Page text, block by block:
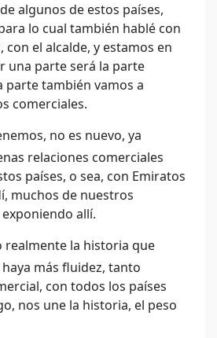
algunos de estos países,
lo cual también hablé con
con el alcalde, y estamos en
una parte será la parte
también vamos a
comerciales.
no es nuevo, ya
relaciones comerciales
países, o sea, con Emiratos
muchos de nuestros
allí.
realmente la historia que
más fluidez, tanto
con todos los países
nos une la historia, el peso